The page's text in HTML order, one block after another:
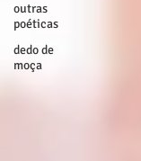
outras
poéticas
dedo de
moça